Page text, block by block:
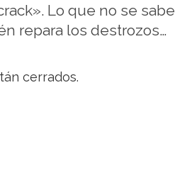
Lo que no se sabe
repara los destrozos…
cerrados.